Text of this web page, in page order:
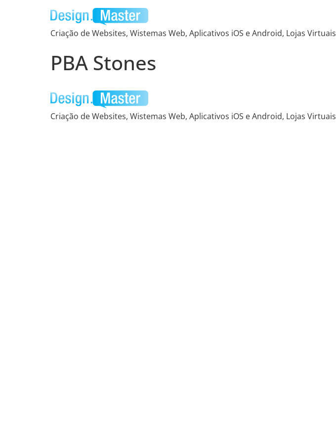
Criação de Websites, Wistemas Web, Aplicativos iOS e Android, Lojas Virtuais
PBA Stones
Criação de Websites, Wistemas Web, Aplicativos iOS e Android, Lojas Virtuais